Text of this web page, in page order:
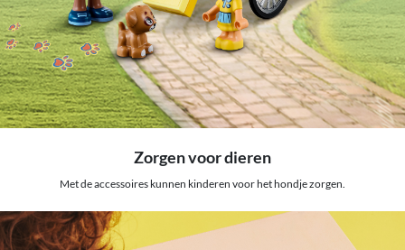
Zorgen voor dieren
Met de accessoires kunnen kinderen voor het hondje zorgen.